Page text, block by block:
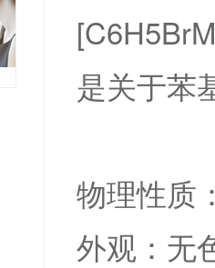
是关于苯
物理性质
外观：无